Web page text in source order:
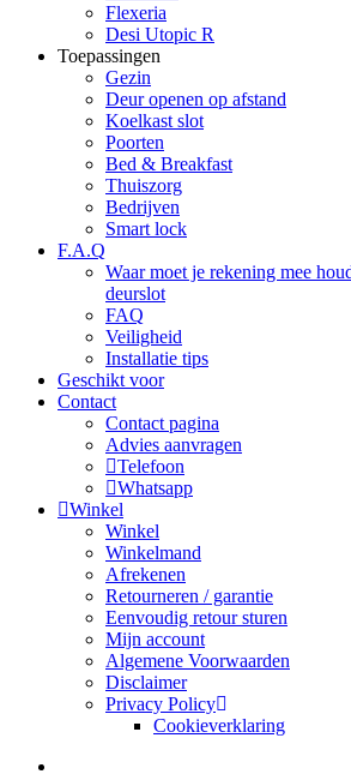
Flexeria
Desi Utopic R
Toepassingen
Gezin
Deur openen op afstand
Koelkast slot
Poorten
Bed & Breakfast
Thuiszorg
Bedrijven
Smart lock
F.A.Q
Waar moet je rekening mee
deurslot
FAQ
Veiligheid
Installatie tips
Geschikt voor
Contact
Contact pagina
Advies aanvragen
Telefoon
Whatsapp
Winkel
Winkel
Winkelmand
Afrekenen
Retourneren / garantie
Eenvoudig retour sturen
Mijn account
Algemene Voorwaarden
Disclaimer
Privacy Policy
Cookieverklaring